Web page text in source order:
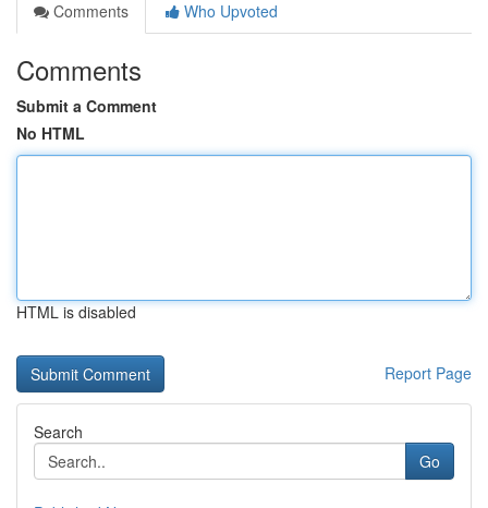
Comments
Who Upvoted
Comments
Submit a Comment
No HTML
HTML is disabled
Report Page
Search
Go